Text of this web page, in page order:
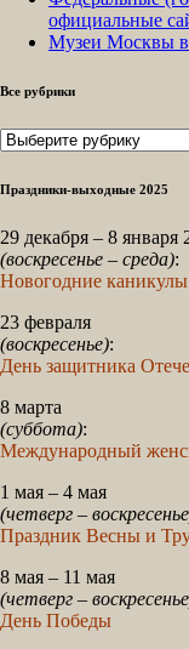
официальные
Музеи Москвы в
Все рубрики
Все
Праздники-выходные 2025
29 декабря – 8 января
(воскресенье – среда):
Новогодние каникулы
23 февраля
(воскресенье):
День защитника
8 марта
(суббота):
Международный
1 мая – 4 мая
(четверг –
Праздник Весны и
8 мая – 11 мая
(четверг –
День Победы